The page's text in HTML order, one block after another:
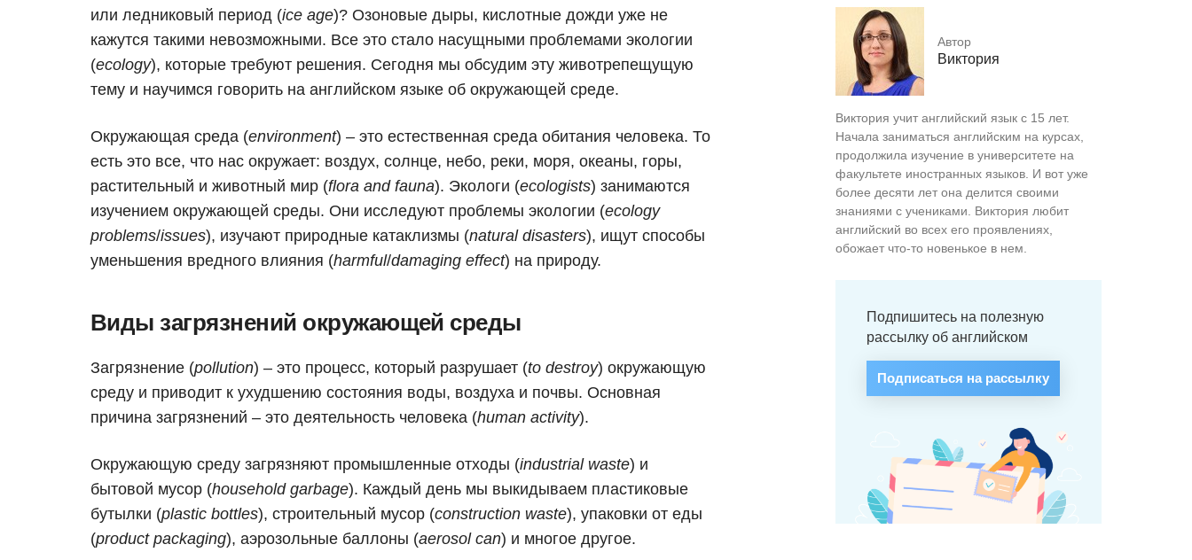
или ледниковый период (ice age)? Озоновые дыры, кислотные дожди уже не
кажутся такими невозможными. Все это стало насущными проблемами экологии
(ecology), которые требуют решения. Сегодня мы обсудим эту животрепещущую
тему и научимся говорить на английском языке об окружающей среде.
Окружающая среда (environment) – это естественная среда обитания человека. То
есть это все, что нас окружает: воздух, солнце, небо, реки, моря, океаны, горы,
растительный и животный мир (flora and fauna). Экологи (ecologists) занимаются
изучением окружающей среды. Они исследуют проблемы экологии (ecology
problems/issues), изучают природные катаклизмы (natural disasters), ищут способы
уменьшения вредного влияния (harmful/damaging effect) на природу.
Виды загрязнений окружающей среды
Загрязнение (pollution) – это процесс, который разрушает (to destroy) окружающую
среду и приводит к ухудшению состояния воды, воздуха и почвы. Основная
причина загрязнений – это деятельность человека (human activity).
Окружающую среду загрязняют промышленные отходы (industrial waste) и
бытовой мусор (household garbage). Каждый день мы выкидываем пластиковые
бутылки (plastic bottles), строительный мусор (construction waste), упаковки от еды
(product packaging), аэрозольные баллоны (aerosol can) и многое другое.
Автор
Виктория
Виктория учит английский язык с 15 лет.
Начала заниматься английским на курсах,
продолжила изучение в университете на
факультете иностранных языков. И вот уже
более десяти лет она делится своими
знаниями с учениками. Виктория любит
английский во всех его проявлениях,
обожает что-то новенькое в нем.
Подпишитесь на полезную
рассылку об английском
Подписаться на рассылку